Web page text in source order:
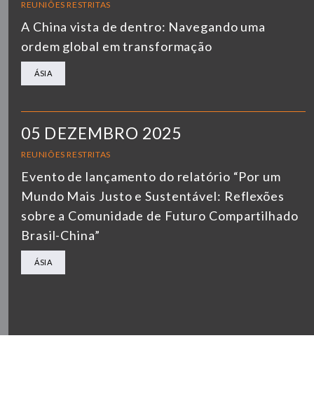
REUNIÕES RESTRITAS
A China vista de dentro: Navegando uma
ordem global em transformação
ÁSIA
05 DEZEMBRO 2025
REUNIÕES RESTRITAS
Evento de lançamento do relatório “Por um
Mundo Mais Justo e Sustentável: Reflexões
sobre a Comunidade de Futuro Compartilhado
Brasil-China”
ÁSIA